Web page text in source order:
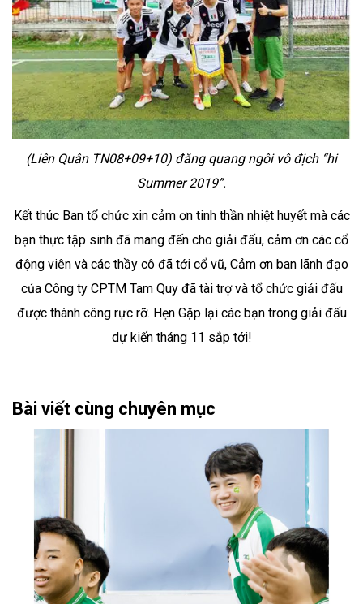
(Liên Quân TN08+09+10) đăng quang ngôi vô địch “hi
Summer 2019”.
Kết thúc Ban tổ chức xin cảm ơn tinh thần nhiệt huyết mà các
bạn thực tập sinh đã mang đến cho giải đấu, cảm ơn các cổ
động viên và các thầy cô đã tới cổ vũ, Cảm ơn ban lãnh đạo
của Công ty CPTM Tam Quy đã tài trợ và tổ chức giải đấu
được thành công rực rỡ. Hẹn Gặp lại các bạn trong giải đấu
dự kiến tháng 11 sắp tới!
Bài viết cùng chuyên mục